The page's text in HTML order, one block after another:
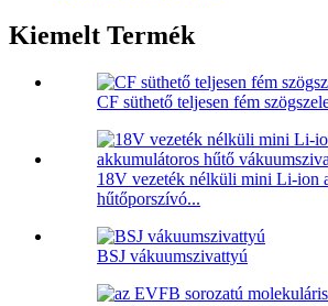
Kiemelt Termék
CF süthető teljesen fém
18V vezeték nélküli mini Li-ion
hűtőporszívó...
BSJ vákuumszivattyú